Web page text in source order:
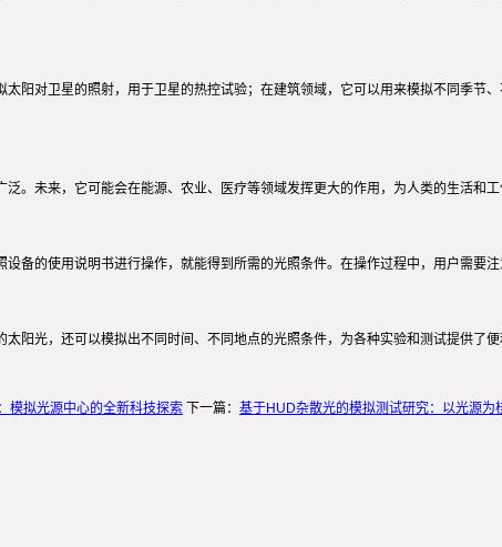
阳对卫星的照射，用于卫星的热控试验；在建筑领域，它可以用来模拟不同季节
。未来，它可能会在能源、农业、医疗等领域发挥更大的作用，为人类的生活和工
备的使用说明书进行操作，就能得到所需的光照条件。在操作过程中，用户需要
阳光，还可以模拟出不同时间、不同地点的光照条件，为各种实验和测试提供了
模拟光源中心的全新科技探索下一篇： 基于HUD杂散光的模拟测试研究：以光源为